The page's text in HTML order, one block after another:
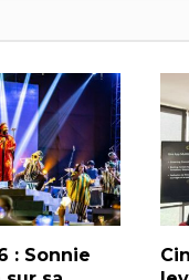
: Sonnie